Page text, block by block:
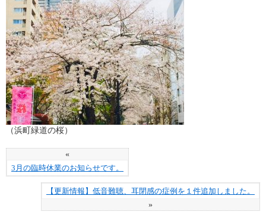
（浜町緑道の桜）
«
3月の臨時休業のお知らせです。
【更新情報】低音難聴、耳閉感の症例を１件追加しました。
»